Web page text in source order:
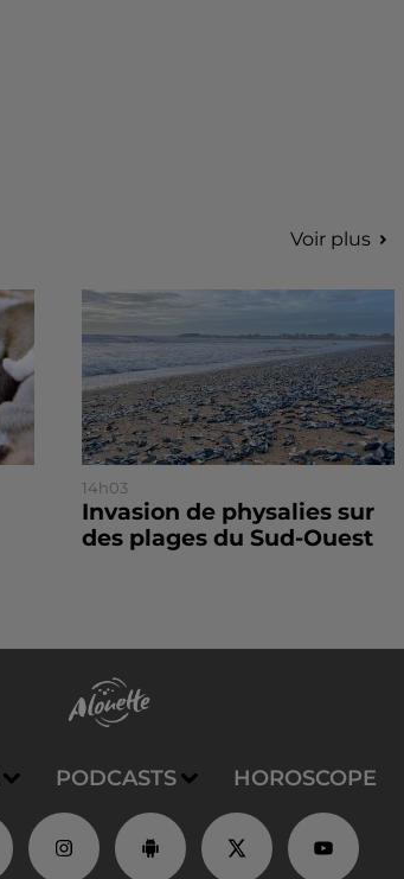
Voir plus
14h03
Invasion de physalies sur
des plages du Sud-Ouest
PODCASTS HOROSCOPE